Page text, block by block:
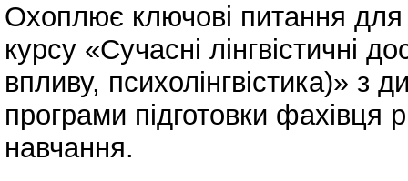
Охоплює ключові питання для
курсу «Сучасні лінгвістичні
впливу, психолінгвістика)» з
програми підготовки
навчання.